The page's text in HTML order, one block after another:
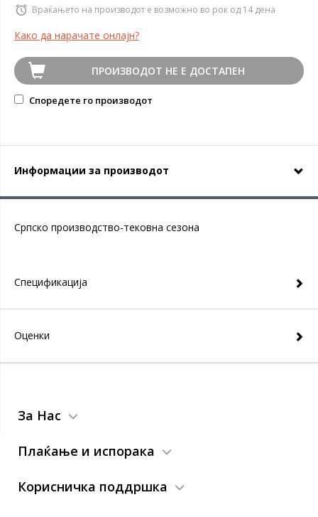
Враќањето на производот е возможно во рок од 14 дена
Како да нарачате онлајн?
ПРОИЗВОДОТ НЕ Е ДОСТАПЕН
Споредете го производот
Информации за производот
Српско производство-тековна сезона
Спецификација
Оценки
За Нас
Плаќање и испорака
Корисничка поддршка